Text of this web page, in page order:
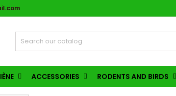
ACCESSORIES RODENTS AND BIRDS